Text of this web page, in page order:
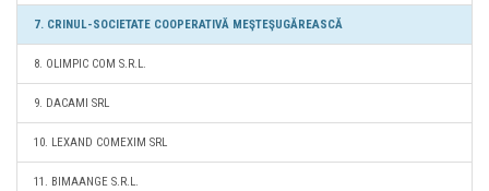
7. CRINUL-SOCIETATE COOPERATIVĂ MEŞTEŞUGĂREASCĂ
8. OLIMPIC COM S.R.L.
9. DACAMI SRL
10. LEXAND COMEXIM SRL
11. BIMAANGE S.R.L.